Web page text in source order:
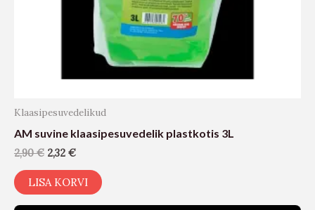
Klaasipesuvedelikud
AM suvine klaasipesuvedelik plastkotis 3L
2,90€ 2,32 €
LISA KORVI